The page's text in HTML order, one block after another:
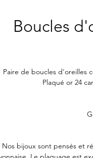
Boucles
Paire de boucles d'oreilles
Plaqué or 24
Nos bijoux sont pensés et